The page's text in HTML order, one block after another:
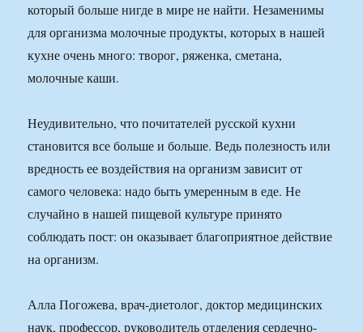
который больше нигде в мире не найти. Незаменимы
для организма молочные продукты, которых в нашей
кухне очень много: творог, ряженка, сметана,
молочные каши.
Неудивительно, что почитателей русской кухни
становится все больше и больше. Ведь полезность или
вредность ее воздействия на организм зависит от
самого человека: надо быть умеренным в еде. Не
случайно в нашей пищевой культуре принято
соблюдать пост: он оказывает благоприятное действие
на организм.
Алла Погожева, врач-диетолог, доктор медицинских
наук, профессор, руководитель отделения сердечно-